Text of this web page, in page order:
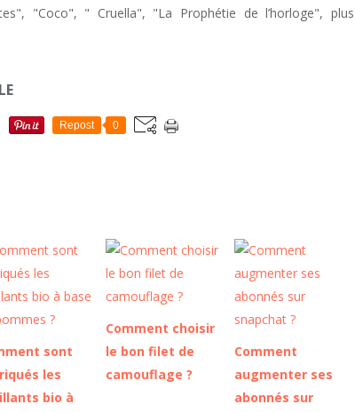
"Coco", " Cruella", "La Prophétie de l’horloge", plus
Repost 0
sont
les
bio à
Comment choisir
le bon filet de
camouflage ?
Comment
augmenter ses
abonnés sur